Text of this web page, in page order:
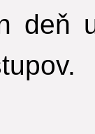
deň